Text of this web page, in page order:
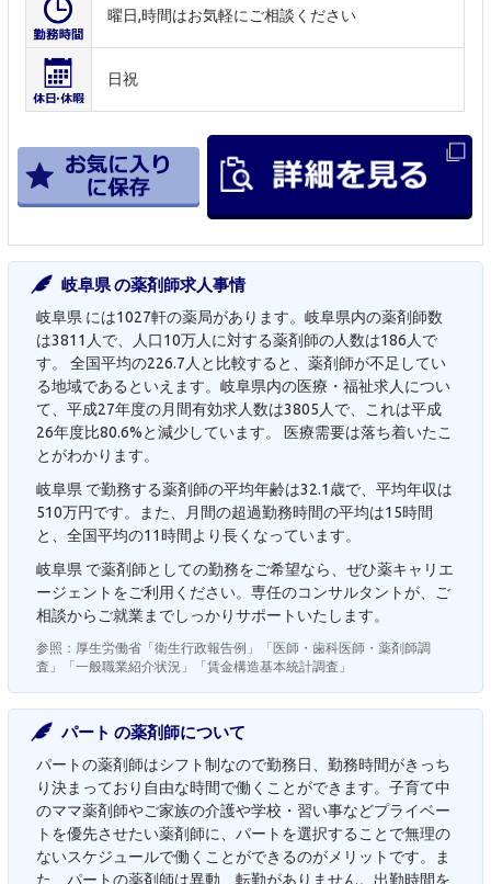
曜日,時間はお気軽にご相談ください
日祝
岐阜県 の薬剤師求人事情
岐阜県 には1027軒の薬局があります。岐阜県内の薬剤師数
は3811人で、人口10万人に対する薬剤師の人数は186人で
す。 全国平均の226.7人と比較すると、薬剤師が不足してい
る地域であるといえます。岐阜県内の医療・福祉求人につい
て、平成27年度の月間有効求人数は3805人で、これは平成
26年度比80.6%と減少しています。 医療需要は落ち着いたこ
とがわかります。
岐阜県 で勤務する薬剤師の平均年齢は32.1歳で、平均年収は
510万円です。また、月間の超過勤務時間の平均は15時間
と、全国平均の11時間より長くなっています。
岐阜県 で薬剤師としての勤務をご希望なら、ぜひ薬キャリエ
ージェントをご利用ください。専任のコンサルタントが、ご
相談からご就業までしっかりサポートいたします。
参照：厚生労働省「衛生行政報告例」「医師・歯科医師・薬剤師調
査」「一般職業紹介状況」「賃金構造基本統計調査」
パート の薬剤師について
パートの薬剤師はシフト制なので勤務日、勤務時間がきっち
り決まっており自由な時間で働くことができます。子育て中
のママ薬剤師やご家族の介護や学校・習い事などプライベー
トを優先させたい薬剤師に、パートを選択することで無理の
ないスケジュールで働くことができるのがメリットです。ま
た、パートの薬剤師は異動、転勤がありません。出勤時間を